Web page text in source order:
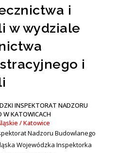
i
w wydziale
i
INSPEKTORAT NADZORU
W KATOWICACH
/ Katowice
Nadzoru Budowlanego
Wojewódzka Inspektorka